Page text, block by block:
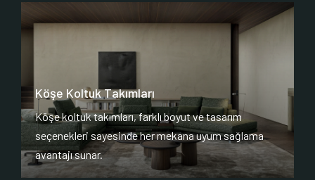
Köşe Koltuk Takımları
Köşe koltuk takımları, farklı boyut ve tasarım
seçenekleri sayesinde her mekana uyum sağlama
avantajı sunar.